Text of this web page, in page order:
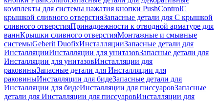
комплекты для системы нажатия кнопки PushControlС
крышкой сливного отверстияЗапасные детали для С крышкой
сливного отверстияПринадлежности к отводной арматуре для
ваннКрышки сливного отверстияМонтажные и смывные
системыGeberit DuofixИнсталляцииЗапасные детали для
ИнсталляцииИнсталляции для унитазовЗапасные детали для
Инсталляции для унитазовИнсталляции для
раковиныЗапасные детали для Инсталляции для
раковиныИнсталляции для бидеЗапасные детали для
Инсталляции для бидеИнсталляции для писсуаровЗапасные
детали для Инсталляции для писсуаровИнсталляции для